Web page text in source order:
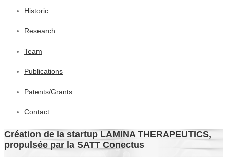
Historic
Research
Team
Publications
Patents/Grants
Contact
Création de la startup LAMINA THERAPEUTICS,
propulsée par la SATT Conectus